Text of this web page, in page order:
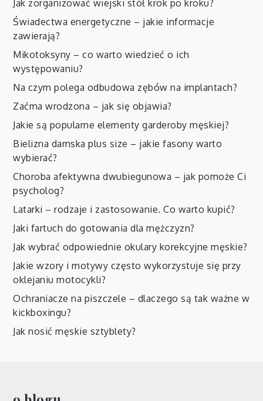
Jak zorganizować wiejski stół krok po kroku?
Świadectwa energetyczne – jakie informacje
zawierają?
Mikotoksyny – co warto wiedzieć o ich
występowaniu?
Na czym polega odbudowa zębów na implantach?
Zaćma wrodzona – jak się objawia?
Jakie są popularne elementy garderoby męskiej?
Bielizna damska plus size – jakie fasony warto
wybierać?
Choroba afektywna dwubiegunowa – jak pomoże Ci
psycholog?
Latarki – rodzaje i zastosowanie. Co warto kupić?
Jaki fartuch do gotowania dla mężczyzn?
Jak wybrać odpowiednie okulary korekcyjne męskie?
Jakie wzory i motywy często wykorzystuje się przy
oklejaniu motocykli?
Ochraniacze na piszczele – dlaczego są tak ważne w
kickboxingu?
Jak nosić męskie sztyblety?